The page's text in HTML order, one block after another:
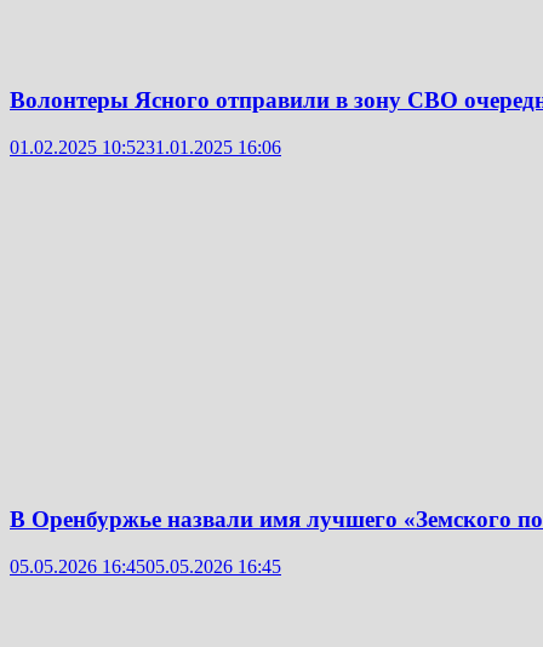
Волонтеры Ясного отправили в зону СВО
01.02.2025 10:5231.01.2025 16:06
В Оренбуржье назвали имя лучшего «Земского
05.05.2026 16:4505.05.2026 16:45